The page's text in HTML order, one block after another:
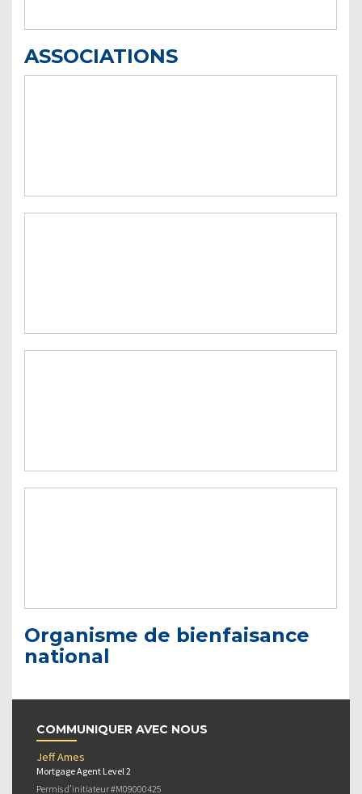
ASSOCIATIONS
Organisme de bienfaisance
national
COMMUNIQUER AVEC NOUS
Jeff Ames
Mortgage Agent Level 2
Permis d’initiateur #M09000425